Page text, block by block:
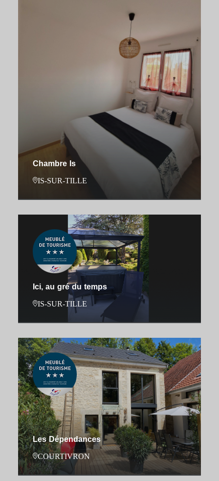
Chambre Is
IS-SUR-TILLE
Ici, au gré du temps
IS-SUR-TILLE
Les Dépendances
COURTIVRON